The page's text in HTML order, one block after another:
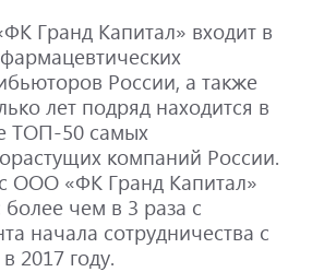
Гранд Капитал» входит в
России, а также
лет подряд находится в
ТОП-50 самых
компаний России.
ООО «ФК Гранд Капитал»
чем в 3 раза с
начала сотрудничества с
2017 году.